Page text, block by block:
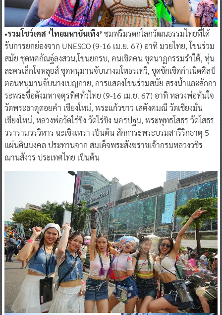
•รวมโชว์เคส ‘ไทยมหาบันเทิง’ ชมฟรีมรดกโลกวัฒนธรรมไทยที่ได้
รับการยกย่องจาก UNESCO (9-16 เม.ย. 67) อาทิ มวยไทย, โขนร่วม
สมัย ชุดทศกัณฐ์ลงสวน,โขนยกรบ, คนเชิดคน ชุดนาฏกรรมรำใต้, หุ่น
ละครเล็กโจหลุยส์ ชุดหนุมานจับนางมโหธรเทวี, ชุดชักเชิดกำเนิดศิลป์
ตอนหนุมานจับนางเบญกาย, การแสดงโขนร่วมสมัย สรงน้ำและสักกา
ระพระชื่อดังมหาจตุรทิศทั่วไทย (9-16 เม.ย. 67) อาทิ หลวงพ่อทันใจ
วัดพระธาตุดอยคำ เชียงใหม่, พระแก้วขาว เสตังคมณี วัดเชียงมั่น
เชียงใหม่, หลวงพ่อวัดไร่ขิง วัดไร่ขิง นครปฐม, พระพุทธโสธร วัดโสธร
วรารามวรวิหาร ฉะเชิงเทรา เป็นต้น สักการะพระบรมสารีริกธาตุ 5
แผ่นดินมงคล ประทานจาก สมเด็จพระสังฆราชเจ้ากรมหลวงวชิร
ณานสังวร ประเทศไทย เป็นต้น